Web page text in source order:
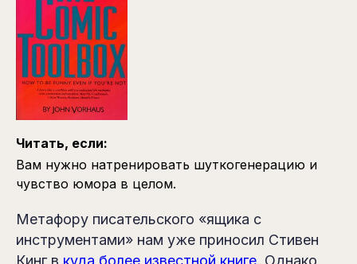
Читать, если:
Вам нужно натренировать шуткогенерацию и
чувство юмора в целом.
Метафору писательского «ящика с
инструментами» нам уже приносил Стивен
Кинг в куда более известной книге. Однако